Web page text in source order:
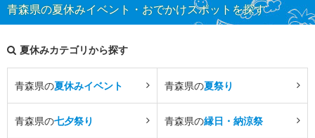
青森県の夏休みイベント・おでかけスポットを探す
夏休みカテゴリから探す
青森県の夏休みイベント 青森県の夏祭り
青森県の七夕祭り 青森県の縁日・納涼祭